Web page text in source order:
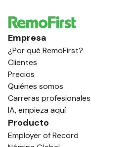
Empresa
¿Por qué RemoFirst?
Clientes
Precios
Quiénes somos
Carreras profesionales
IA, empieza aquí
Producto
Employer of Record